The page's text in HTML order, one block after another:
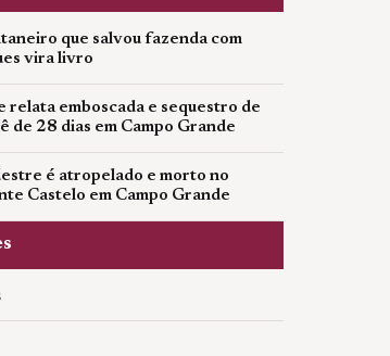
que salvou fazenda com
vira livro
relata emboscada e sequestro de
de 28 dias em Campo Grande
é atropelado e morto no
Castelo em Campo Grande